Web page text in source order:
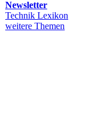
Newsletter
Technik Lexikon
weitere Themen